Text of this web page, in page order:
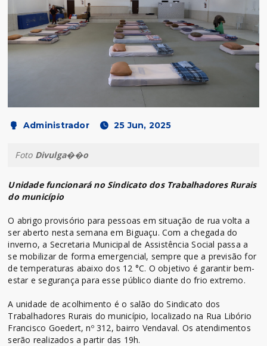
Administrador 25 Jun, 2025
Foto Divulga��o
Unidade funcionará no Sindicato dos Trabalhadores Rurais
do município
O abrigo provisório para pessoas em situação de rua volta a
ser aberto nesta semana em Biguaçu. Com a chegada do
inverno, a Secretaria Municipal de Assistência Social passa a
se mobilizar de forma emergencial, sempre que a previsão for
de temperaturas abaixo dos 12 °C. O objetivo é garantir bem-
estar e segurança para esse público diante do frio extremo.
A unidade de acolhimento é o salão do Sindicato dos
Trabalhadores Rurais do município, localizado na Rua Libório
Francisco Goedert, nº 312, bairro Vendaval. Os atendimentos
serão realizados a partir das 19h.